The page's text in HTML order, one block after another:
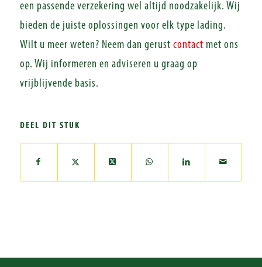
een passende verzekering wel altijd noodzakelijk. Wij
bieden de juiste oplossingen voor elk type lading.
Wilt u meer weten? Neem dan gerust contact met ons
op. Wij informeren en adviseren u graag op
vrijblijvende basis.
DEEL DIT STUK